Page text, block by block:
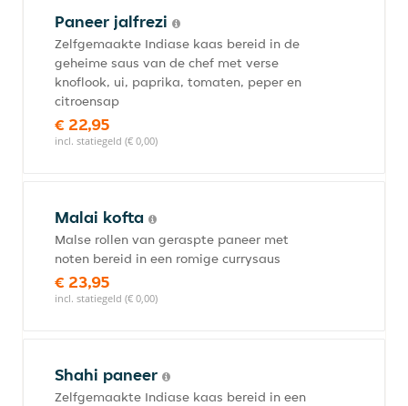
Paneer jalfrezi
Zelfgemaakte Indiase kaas bereid in de
geheime saus van de chef met verse
knoflook, ui, paprika, tomaten, peper en
citroensap
€ 22,95
incl. statiegeld (€ 0,00)
Malai kofta
Malse rollen van geraspte paneer met
noten bereid in een romige currysaus
€ 23,95
incl. statiegeld (€ 0,00)
Shahi paneer
Zelfgemaakte Indiase kaas bereid in een